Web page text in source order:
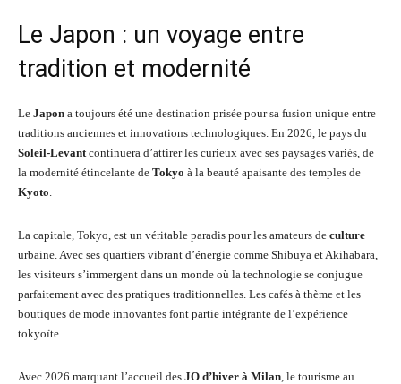
Le Japon : un voyage entre
tradition et modernité
Le Japon a toujours été une destination prisée pour sa fusion unique entre
traditions anciennes et innovations technologiques. En 2026, le pays du
Soleil-Levantcontinuera d’attirer les curieux avec ses paysages variés, de
la modernité étincelante de Tokyo à la beauté apaisante des temples de
Kyoto.
La capitale, Tokyo, est un véritable paradis pour les amateurs de culture
urbaine. Avec ses quartiers vibrant d’énergie comme Shibuya et Akihabara,
les visiteurs s’immergent dans un monde où la technologie se conjugue
parfaitement avec des pratiques traditionnelles. Les cafés à thème et les
boutiques de mode innovantes font partie intégrante de l’expérience
tokyoïte.
Avec 2026 marquant l’accueil des JO d’hiver à Milan, le tourisme au